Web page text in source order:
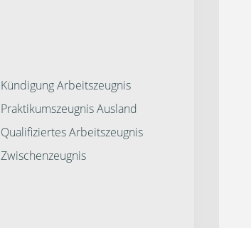
Kündigung Arbeitszeugnis
Praktikumszeugnis Ausland
Qualifiziertes Arbeitszeugnis
Zwischenzeugnis